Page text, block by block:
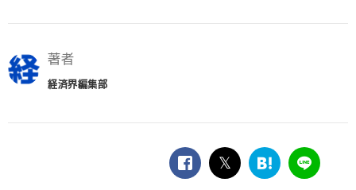
著者
経済界編集部
facebook
twitter
は
LINE